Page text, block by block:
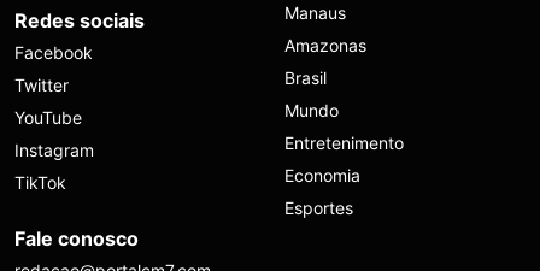
Redes sociais
Facebook
Twitter
YouTube
Instagram
TikTok
Manaus
Amazonas
Brasil
Mundo
Entretenimento
Economia
Esportes
Fale conosco